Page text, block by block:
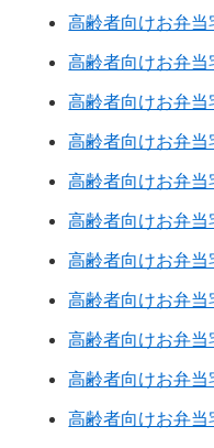
高齢者向けお弁
高齢者向けお弁
高齢者向けお弁
高齢者向けお弁
高齢者向けお弁
高齢者向けお弁
高齢者向けお弁
高齢者向けお弁
高齢者向けお弁
高齢者向けお弁
高齢者向けお弁